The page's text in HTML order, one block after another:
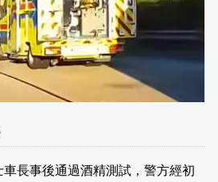
長事後通過酒精測試，警方經初